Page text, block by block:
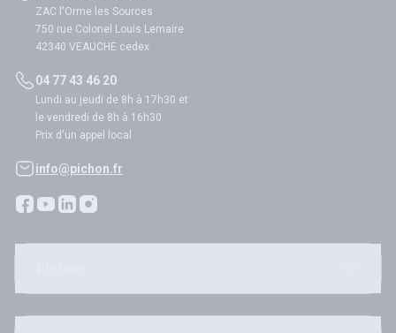
ZAC l'Orme les Sources
750 rue Colonel Louis Lemaire
42340 VEAUCHE cedex
04 77 43 46 20
Lundi au jeudi de 8h à 17h30 et
le vendredi de 8h à 16h30
Prix d'un appel local
info@pichon.fr